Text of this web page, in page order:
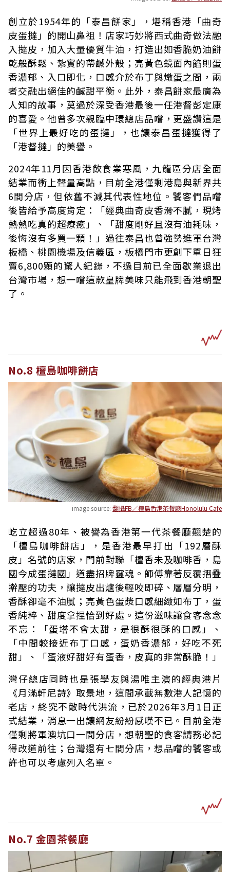
創立於1954年的「泰昌餅家」，堪稱香港「曲奇
皮蛋撻」的開山鼻祖！店家巧妙將西式曲奇做法融
入撻皮，加入大量優質牛油，打造出如香脆奶油餅
乾般酥鬆、紮實的帶鹹外殼；亮黃色鏡面內餡則蛋
香濃郁、入口即化，口感介於布丁與燉蛋之間，兩
者交融出絕佳的鹹甜平衡。此外，泰昌餅家最廣為
人知的故事，莫過於深受香港最後一任港督彭定康
的喜愛。他曾多次親臨中環總店品嚐，更盛讚這是
「世界上最好吃的蛋撻」，也讓泰昌蛋撻獲得了
「港督撻」的美譽。
2024年11月因香港飲食業寒風，九龍區分店全面
結業而衝上聲量高點，目前全港僅剩港島與新界共
6間分店，但依舊不減其代表性地位。饕客們品嚐
後皆給予高度肯定：「經典曲奇皮香滑不膩，現烤
熱熱吃真的超療癒」、「甜度剛好且沒有油耗味，
後悔沒有多買一顆！」過往泰昌也曾強勢進軍台灣
板橋、桃園機場及信義區，板橋門市更創下單日狂
賣6,800顆的驚人紀錄，不過目前已全面歇業退出
台灣市場，想一嚐這款皇牌美味只能飛到香港朝聖
了。
No.8 檀島咖啡餅店
image source: 翻攝FB／檀島香港茶餐廳Honolulu Cafe
屹立超過80年、被譽為香港第一代茶餐廳翹楚的
「檀島咖啡餅店」，是香港最早打出「192層酥
皮」名號的店家，門前對聯「檀香未及咖啡香，島
國今成蛋撻國」道盡招牌靈魂。師傅靠著反覆摺疊
擀壓的功夫，讓撻皮出爐後輕咬即碎、層層分明，
香酥卻毫不油膩；亮黃色蛋漿口感細緻如布丁，蛋
香純粹、甜度拿捏恰到好處。這份滋味讓食客念念
不忘：「蛋塔不會太甜，是很酥很酥的口感」、
「中間較接近布丁口感，蛋奶香濃郁，好吃不死
甜」、「蛋液好甜好有蛋香，皮真的非常酥脆！」
灣仔總店同時也是張學友與湯唯主演的經典港片
《月滿軒尼詩》取景地，這間承載無數港人記憶的
老店，終究不敵時代洪流，已於2026年3月1日正
式結業，消息一出讓網友紛紛感嘆不已。目前全港
僅剩將軍澳坑口一間分店，想朝聖的食客請務必記
得改道前往；台灣還有七間分店，想品嚐的饕客或
許也可以考慮列入名單。
No.7 金園茶餐廳